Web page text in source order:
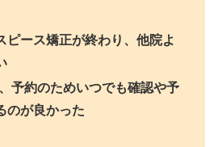
ピース矯正が終わり、他院よ
予約のためいつでも確認や予
のが良かった